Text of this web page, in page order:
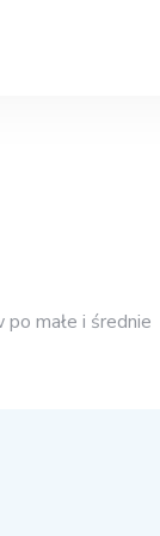
małe i średnie